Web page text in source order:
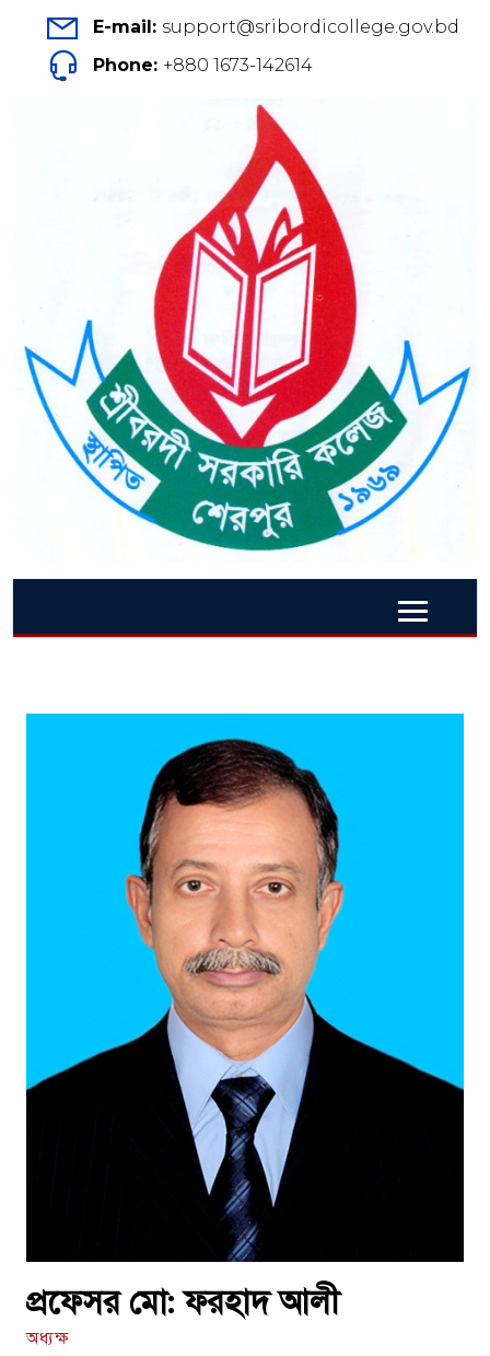
E-mail: support@sribordicollege.gov.bd
Phone: +880 1673-142614
প্রফেসর মো: ফরহাদ আলী
অধ্যক্ষ